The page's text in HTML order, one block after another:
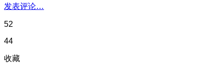
发表评论…
52
44
收藏